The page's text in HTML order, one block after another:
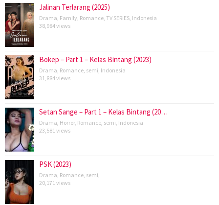
Jalinan Terlarang (2025)
Drama Family Romance TV SERIES Indonesia
38,984 views
Bokep – Part 1 – Kelas Bintang (2023)
Drama Romance semi Indonesia
31,884 views
Setan Sange – Part 1 – Kelas Bintang (20…
Drama Horror, Romance semi Indonesia
23,581 views
PSK (2023)
Drama Romance semi
20,171 views